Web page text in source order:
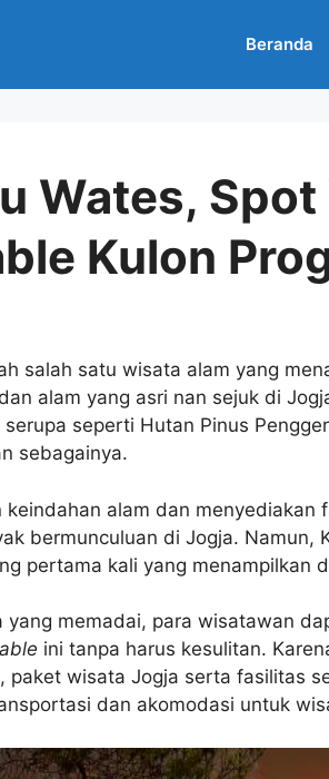
Beranda
Wates,
Kulon
salah satu wisata alam yang
alam yang asri nan sejuk di
seperti Hutan Pinus
sebagainya.
alam dan menyediakan
bermunculuan di Jogja. Namun,
pertama kali yang menampilkan
memadai, para wisatawan
ini tanpa harus kesulitan.
wisata Jogja serta fasilitas
dan akomodasi untuk